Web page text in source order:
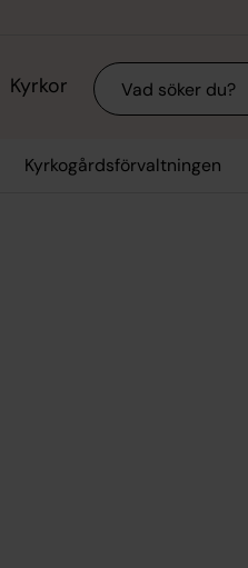
Kyrkor Sök
Kyrkogårdsförvaltningen